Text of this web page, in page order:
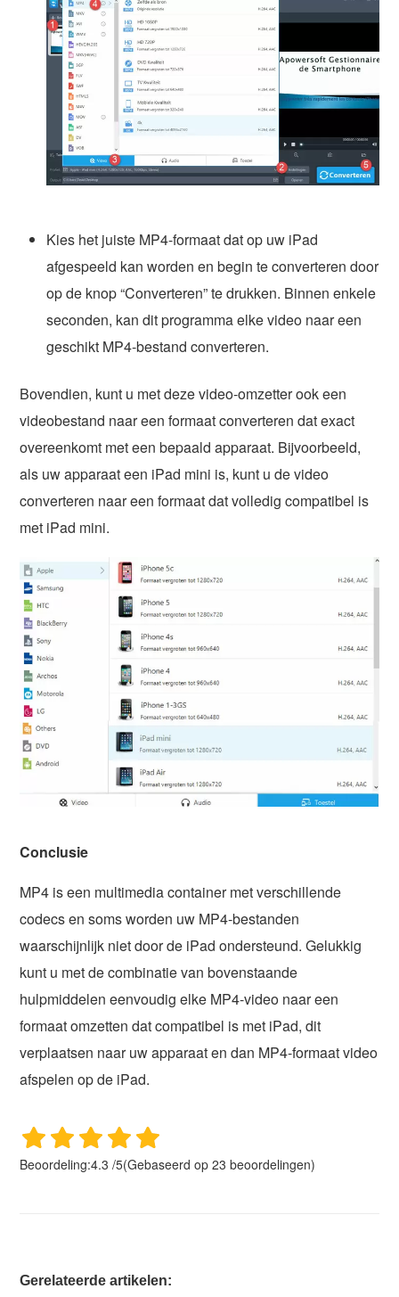
Kies het juiste MP4-formaat dat op uw iPad
afgespeeld kan worden en begin te converteren door
op de knop “Converteren” te drukken. Binnen enkele
seconden, kan dit programma elke video naar een
geschikt MP4-bestand converteren.
Bovendien, kunt u met deze video-omzetter ook een
videobestand naar een formaat converteren dat exact
overeenkomt met een bepaald apparaat. Bijvoorbeeld,
als uw apparaat een iPad mini is, kunt u de video
converteren naar een formaat dat volledig compatibel is
met iPad mini.
Conclusie
MP4 is een multimedia container met verschillende
codecs en soms worden uw MP4-bestanden
waarschijnlijk niet door de iPad ondersteund. Gelukkig
kunt u met de combinatie van bovenstaande
hulpmiddelen eenvoudig elke MP4-video naar een
formaat omzetten dat compatibel is met iPad, dit
verplaatsen naar uw apparaat en dan MP4-formaat video
afspelen op de iPad.
Beoordeling:4.3 /5(Gebaseerd op23 beoordelingen)
Gerelateerde artikelen: